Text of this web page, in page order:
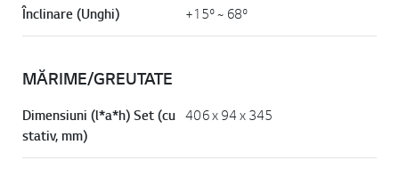
Înclinare (Unghi) +15º ~ 68º
MĂRIME/GREUTATE
Dimensiuni (l*a*h) Set (cu
stativ, mm)
406 x 94 x 345